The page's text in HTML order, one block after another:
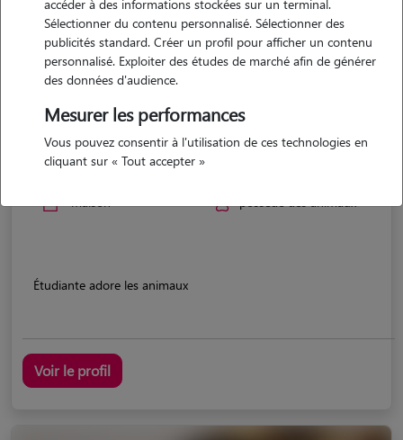
Lou-anne
PUJAUT 30131
Étudiante adore les animaux
Voir le profil
accéder à des informations stockées sur un terminal.
Sélectionner du contenu personnalisé. Sélectionner des
publicités standard. Créer un profil pour afficher un contenu
personnalisé. Exploiter des études de marché afin de générer
des données d'audience.
Mesurer les performances
Vous pouvez consentir à l'utilisation de ces technologies en
cliquant sur « Tout accepter »